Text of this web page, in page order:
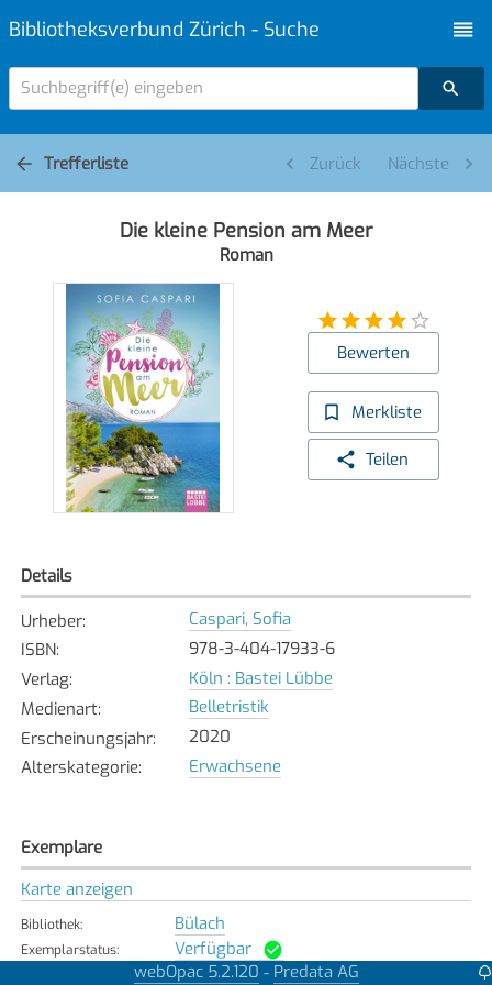
Bibliotheksverbund Zürich - Suche
Suchbegriff(e) eingeben
Trefferliste Zurück Nächste
Die kleine Pension am Meer
Roman
Bewerten
Merkliste
Teilen
Details
Urheber:
Caspari, Sofia
ISBN:
978-3-404-17933-6
Verlag:
Köln : Bastei Lübbe
Medienart:
Belletristik
Erscheinungsjahr:
2020
Alterskategorie: Erwachsene
Exemplare
Karte anzeigen
Bibliothek: Bülach
Exemplarstatus: Verfügbar
webOpac 5.2.120 - Predata AG